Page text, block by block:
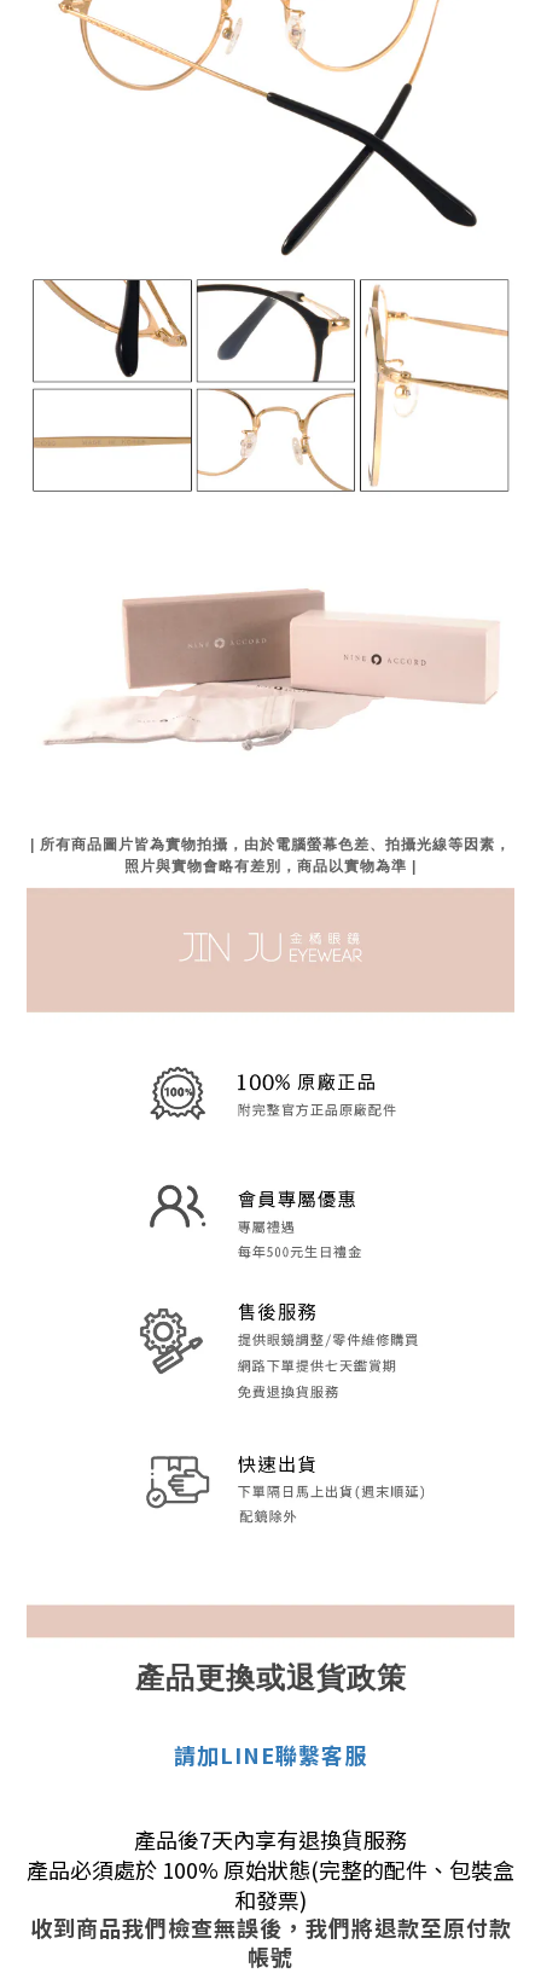
| 所有商品圖片皆為實物拍攝，由於電腦螢幕色差、拍攝光線等因素，
照片與實物會略有差別，商品以實物為準 |
產品更換或退貨政策
請加LINE聯繫客服
產品後7天內享有退換貨服務
產品必須處於 100% 原始狀態(完整的配件、包裝盒
和發票)
收到商品我們檢查無誤後，我們將退款至原付款
帳號